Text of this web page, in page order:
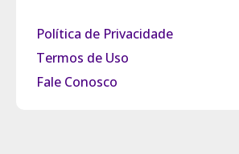
Política de Privacidade
Termos de Uso
Fale Conosco